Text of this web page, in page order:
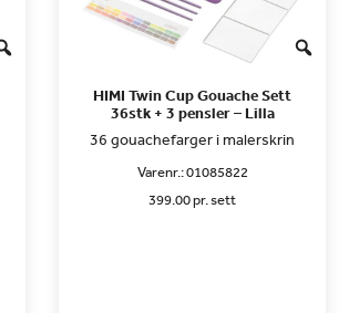
HIMI Twin Cup Gouache Sett
36stk + 3 pensler – Lilla
36 gouachefarger i malerskrin
Varenr.:01085822
399.00 pr. sett